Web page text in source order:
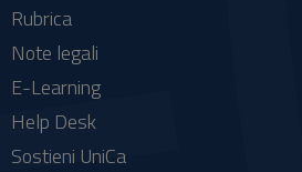
Rubrica
Note legali
E-Learning
Help Desk
Sostieni UniCa